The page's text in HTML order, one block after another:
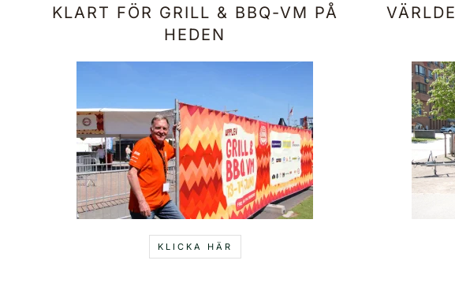
KLART FÖR GRILL & BBQ-VM PÅ
HEDEN
KLICKA HÄR